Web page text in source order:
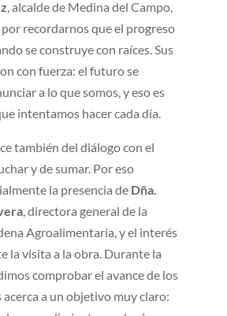
, alcalde de Medina del Campo,
recordarnos que el progreso
se construye con raíces. Sus
con fuerza: el futuro se
a lo que somos, y eso es
intentamos hacer cada día.
también del diálogo con el
y de sumar. Por eso
la presencia de Dña.
, directora general de la
Agroalimentaria, y el interés
la visita a la obra. Durante la
comprobar el avance de los
a un objetivo muy claro: